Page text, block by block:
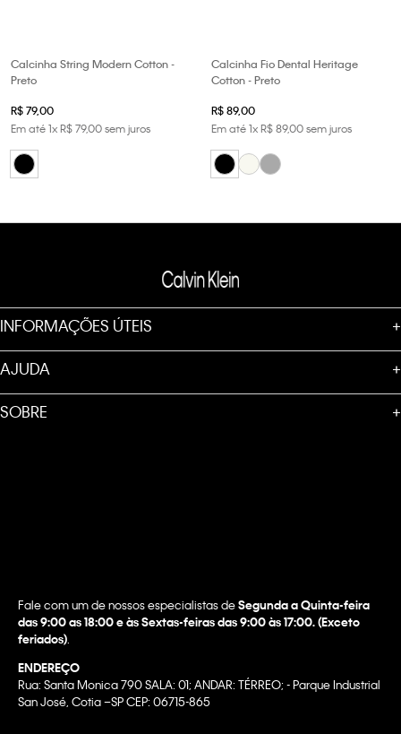
Calcinha String Modern Cotton -
Preto
R$79,00
Em até1xR$79,00sem juros
Calcinha Fio Dental Heritage
Cotton - Preto
R$89,00
Em até1xR$89,00sem juros
INFORMAÇÕES ÚTEIS +
AJUDA +
SOBRE +
Fale com um de nossos especialistas deSegunda a Quinta-feira
das 9:00 as 18:00 e às Sextas-feiras das 9:00 às 17:00. (Exceto
feriados).
ENDEREÇO
Rua: Santa Monica 790 SALA: 01; ANDAR: TÉRREO; - Parque Industrial
San José, Cotia –SP CEP: 06715-865